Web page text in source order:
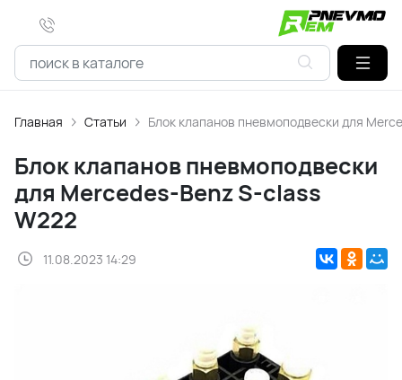
Главная Статьи Блок клапанов пневмоподвески для
Блок клапанов пневмоподвески
для Mercedes-Benz S-class
W222
11.08.2023 14:29